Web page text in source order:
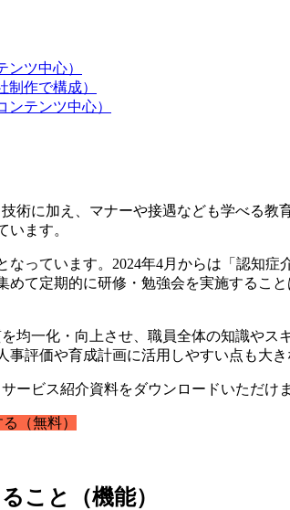
ツ中心）
作で構成）
テンツ中心）
術に加え、マナーや接遇なども学べる
ます。
っています。2024年4月からは「認知
て定期的に研修・勉強会を実施するこ
均一化・向上させ、職員全体の知識や
評価や育成計画に活用しやすい点も大き
ービス紹介資料をダウンロードいただけま
（無料）
こと（機能）